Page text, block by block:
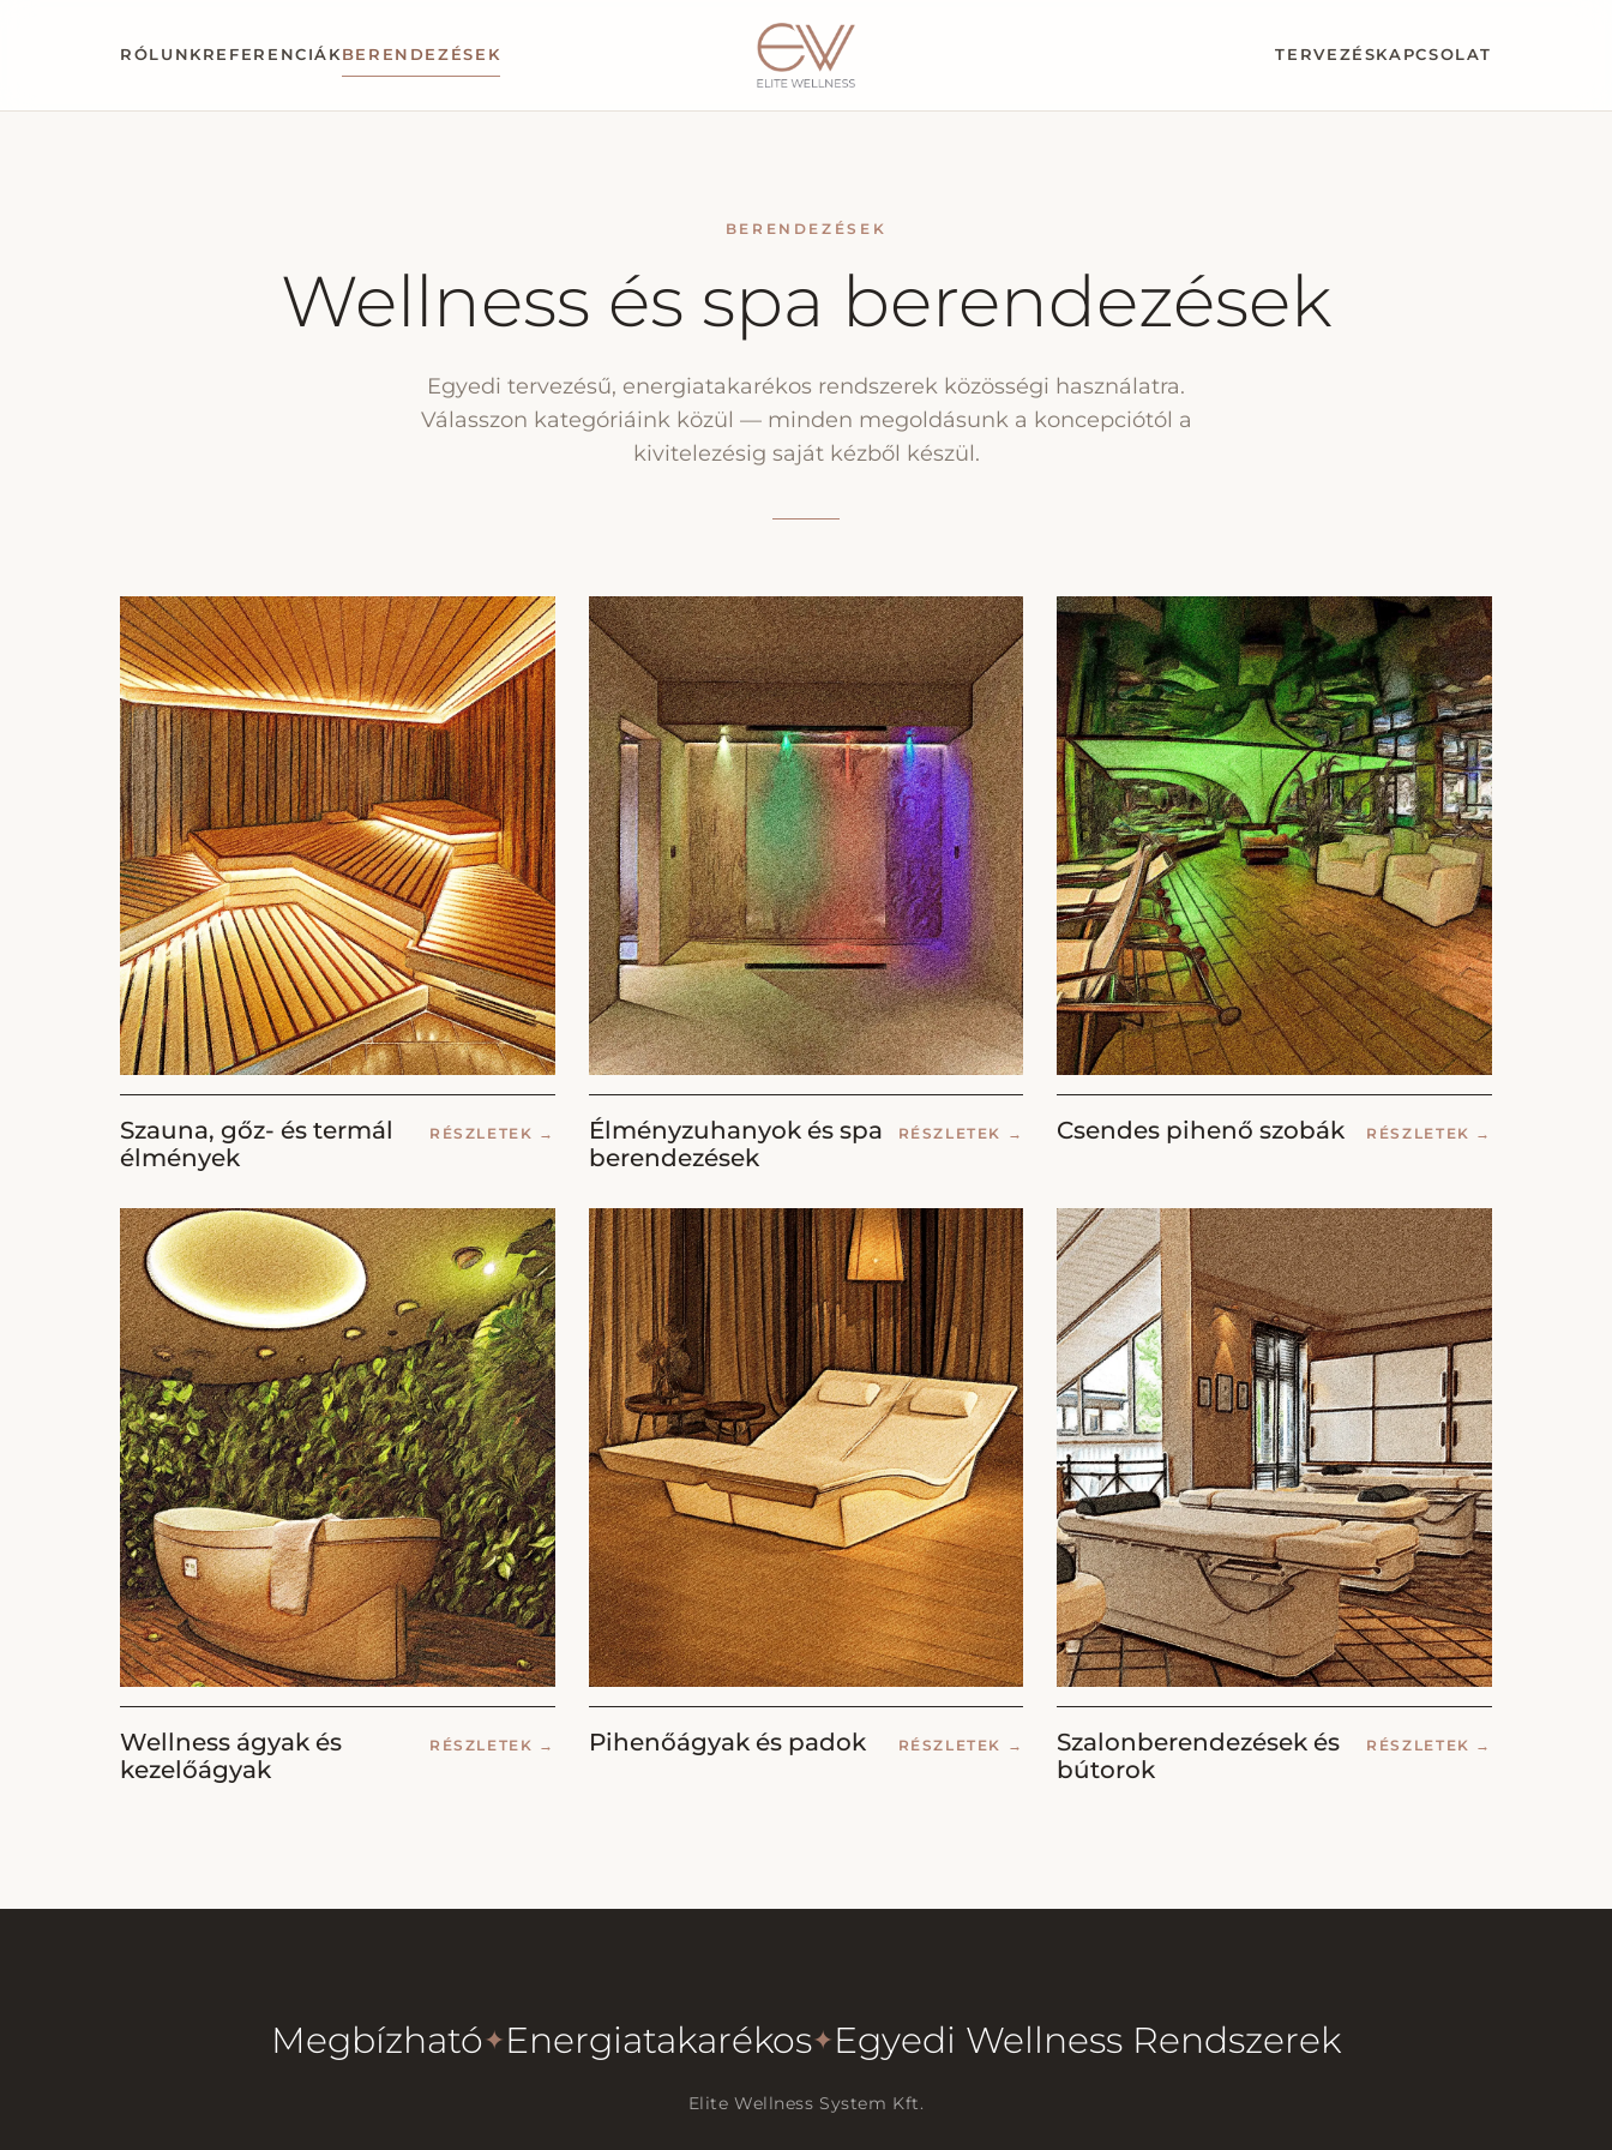
RÓLUNKREFERENCIÁKBERENDEZÉSEK TERVEZÉSKAPCSOLAT
BERENDEZÉSEK
Wellness és spa berendezések
Egyedi tervezésű, energiatakarékos rendszerek közösségi használatra.
Válasszon kategóriáink közül — minden megoldásunk a koncepciótól a
kivitelezésig saját kézből készül.
Szauna, gőz- és termál
élmények
RÉSZLETEK →
Élményzuhanyok és spa
berendezések
RÉSZLETEK → Csendes pihenő szobák RÉSZLETEK →
Wellness ágyak és
kezelőágyak
RÉSZLETEK → Pihenőágyak és padok RÉSZLETEK →
Szalonberendezések és
bútorok
RÉSZLETEK →
Megbízható✦Energiatakarékos✦Egyedi Wellness Rendszerek
Elite Wellness System Kft.